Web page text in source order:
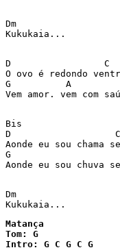
Dm
Kukukaia...
D                 C
O ovo é redondo
G          A
Vem amor. vem com
Bis
D
Aonde eu sou
G
Aonde eu sou chuva
Dm
Matança
Tom: G
Intro: G C G C G